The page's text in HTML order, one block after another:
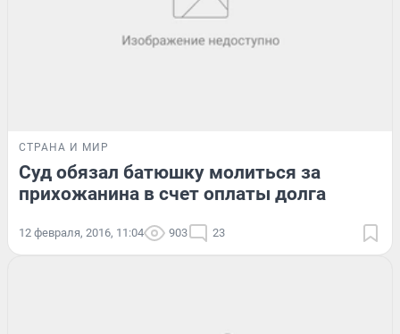
СТРАНА И МИР
Суд обязал батюшку молиться за
прихожанина в счет оплаты долга
12 февраля, 2016, 11:04 903 23